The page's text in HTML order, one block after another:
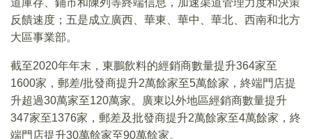
反饋速度；五是成立廣西、華東、華中、華北、西南和北方
大區事業部。
截至2020年年末，東鵬飲料的經銷商數量提升364家至
1600家，郵差/批發商提升2萬餘家至5萬餘家，終端門店提
升超過30萬家至120萬家。廣東以外地區經銷商數量提升
347家至1376家，郵差及批發商提升2萬餘家至4萬餘家，終
端門店提升30萬餘家至90萬餘家。